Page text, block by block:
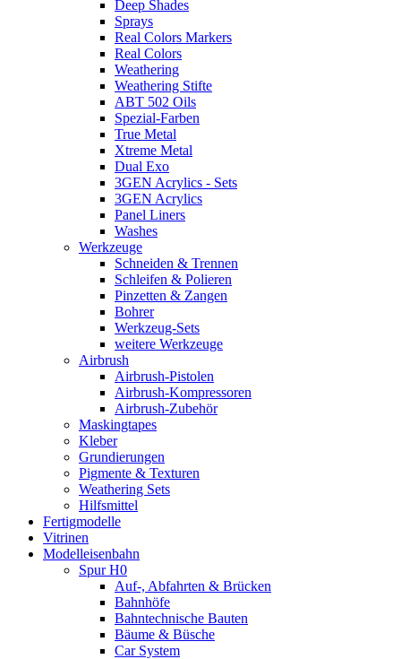
Deep Shades
Sprays
Real Colors Markers
Real Colors
Weathering
Weathering Stifte
ABT 502 Oils
Spezial-Farben
True Metal
Xtreme Metal
Dual Exo
3GEN Acrylics - Sets
3GEN Acrylics
Panel Liners
Washes
Werkzeuge
Schneiden & Trennen
Schleifen & Polieren
Pinzetten & Zangen
Bohrer
Werkzeug-Sets
weitere Werkzeuge
Airbrush
Airbrush-Pistolen
Airbrush-Kompressoren
Airbrush-Zubehör
Maskingtapes
Kleber
Grundierungen
Pigmente & Texturen
Weathering Sets
Hilfsmittel
Fertigmodelle
Vitrinen
Modelleisenbahn
Spur H0
Auf-, Abfahrten & Brücken
Bahnhöfe
Bahntechnische Bauten
Bäume & Büsche
Car System